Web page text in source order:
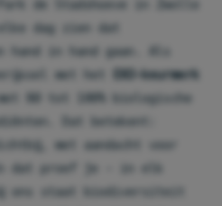
dag zien dat
hand in hand gaan. Als
met het
EKO-keurmerk
80 tot 100% biologische
Dat betekent:
met aandacht voor
dat proef je – in elk
ons staat biodiversiteit